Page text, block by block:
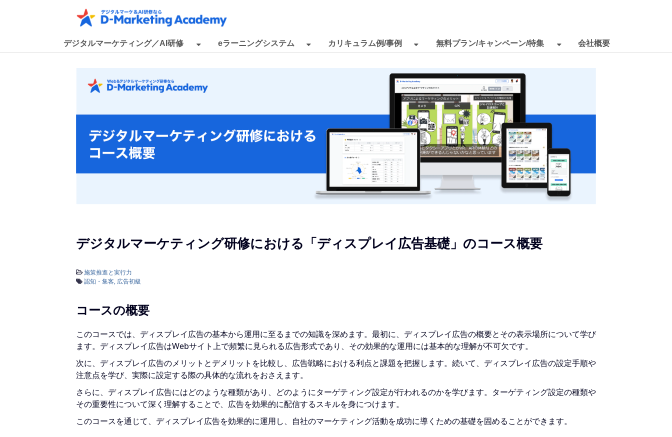
デジタルマーケティング／AI研修 eラーニングシステム カリキュラム例/事例 無料プラン/キャンペーン/特集 会社概要
デジタルマーケティング研修における「ディスプレイ広告基礎」のコース概要
施策推進と実行力
認知・集客 広告初級
コースの概要
このコースでは、ディスプレイ広告の基本から運用に至るまでの知識を深めます。最初に、ディスプレイ広告の概要とその表示場所について学び
ます。ディスプレイ広告はWebサイト上で頻繁に見られる広告形式であり、その効果的な運用には基本的な理解が不可欠です。
次に、ディスプレイ広告のメリットとデメリットを比較し、広告戦略における利点と課題を把握します。続いて、ディスプレイ広告の設定手順や
注意点を学び、実際に設定する際の具体的な流れをおさえます。
さらに、ディスプレイ広告にはどのような種類があり、どのようにターゲティング設定が行われるのかを学びます。ターゲティング設定の種類や
その重要性について深く理解することで、広告を効果的に配信するスキルを身につけます。
このコースを通じて、ディスプレイ広告を効果的に運用し、自社のマーケティング活動を成功に導くための基礎を固めることができます。